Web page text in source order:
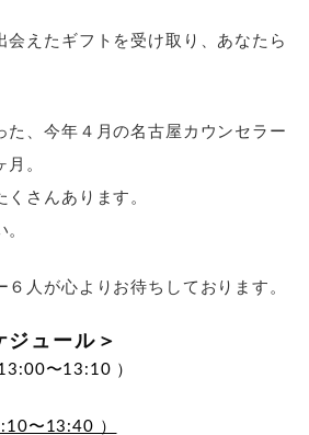
会えたギフトを受け取り、あなたら
た、今年４月の名古屋カウンセラー
。
さんあります。
人が心よりお待ちしております。
ジュール＞
〜13:10 ）
〜13:40 ）